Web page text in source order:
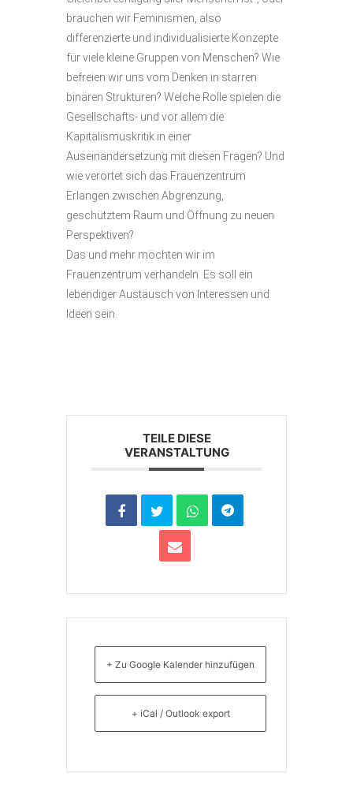
brauchen wir Feminismen, also
differenzierte und individualisierte Konzepte
für viele kleine Gruppen von Menschen? Wie
befreien wir uns vom Denken in starren
binären Strukturen? Welche Rolle spielen die
Gesellschafts- und vor allem die
Kapitalismuskritik in einer
Auseinandersetzung mit diesen Fragen? Und
wie verortet sich das Frauenzentrum
Erlangen zwischen Abgrenzung,
geschütztem Raum und Öffnung zu neuen
Perspektiven?
Das und mehr möchten wir im
Frauenzentrum verhandeln. Es soll ein
lebendiger Austausch von Interessen und
Ideen sein.
TEILE DIESE
VERANSTALTUNG
+ Zu Google Kalender hinzufügen
+ iCal / Outlook export